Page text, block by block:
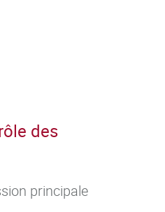
des
principale